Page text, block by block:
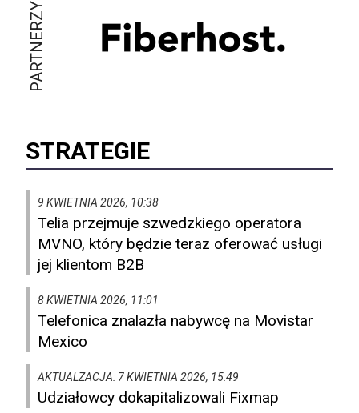
PARTNERZY
STRATEGIE
9 KWIETNIA 2026, 10:38
Telia przejmuje szwedzkiego operatora
MVNO, który będzie teraz oferować usługi
jej klientom B2B
8 KWIETNIA 2026, 11:01
Telefonica znalazła nabywcę na Movistar
Mexico
AKTUALZACJA: 7 KWIETNIA 2026, 15:49
Udziałowcy dokapitalizowali Fixmap